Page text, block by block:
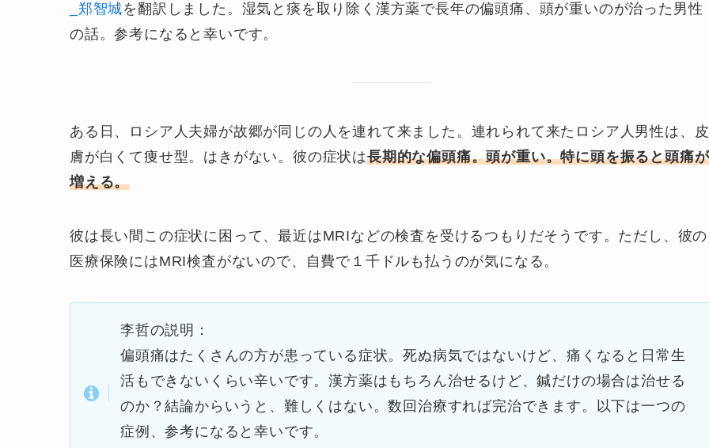
_郑智城を翻訳しました。湿気と痰を取り除く漢方薬で長年の偏頭痛、頭が重いのが治った男性
の話。参考になると幸いです。
ある日、ロシア人夫婦が故郷が同じの人を連れて来ました。連れられて来たロシア人男性は、皮
膚が白くて痩せ型。はきがない。彼の症状は長期的な偏頭痛。頭が重い。特に頭を振ると頭痛が
増える。
彼は長い間この症状に困って、最近はMRIなどの検査を受けるつもりだそうです。ただし、彼の
医療保険にはMRI検査がないので、自費で１千ドルも払うのが気になる。
李哲の説明：
偏頭痛はたくさんの方が患っている症状。死ぬ病気ではないけど、痛くなると日常生
活もできないくらい辛いです。漢方薬はもちろん治せるけど、鍼だけの場合は治せる
のか？結論からいうと、難しくはない。数回治療すれば完治できます。以下は一つの
症例、参考になると幸いです。